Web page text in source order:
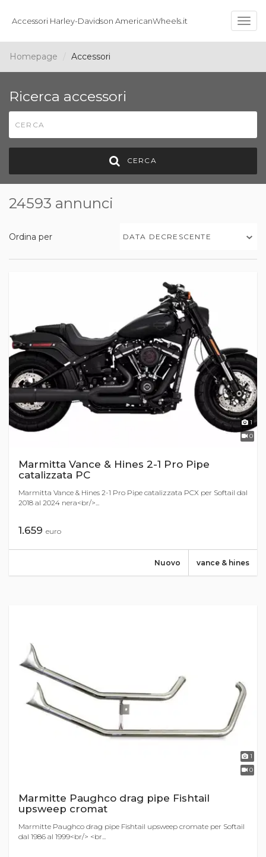
Accessori Harley-Davidson AmericanWheels.it
Homepage Accessori
Ricerca accessori
CERCA
24593 annunci
Ordina per DATA DECRESCENTE
1
0
Marmitta Vance & Hines 2-1 Pro Pipe
catalizzata PC
Marmitta Vance & Hines 2-1 Pro Pipe catalizzata PCX per Softail dal
2018 al 2024 nera<br/>...
1.659 euro
vance & hines
Nuovo
1
0
Marmitte Paughco drag pipe Fishtail
upsweep cromat
Marmitte Paughco drag pipe Fishtail upsweep cromate per Softail
dal 1986 al 1999<br/> <br...